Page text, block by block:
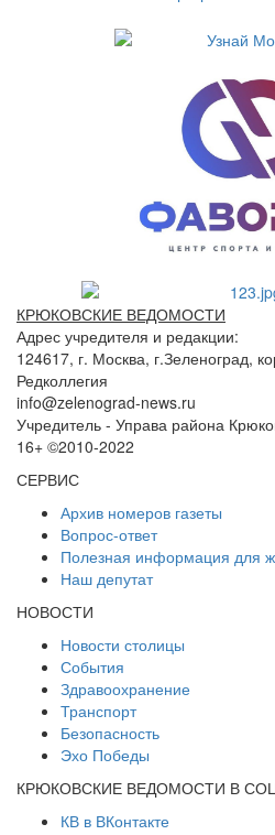
КРЮКОВСКИЕ ВЕДОМОСТИ
Адрес учредителя и редакции:
124617, г. Москва, г.Зеленоград,
Редколлегия
info@zelenograd-news.ru
Учредитель - Управа района
16+ ©2010-2022
СЕРВИС
Архив номеров газеты
Вопрос-ответ
Полезная информация для
Наш депутат
НОВОСТИ
Новости столицы
События
Здравоохранение
Транспорт
Безопасность
Эхо Победы
КРЮКОВСКИЕ ВЕДОМОСТИ В
КВ в ВКонтакте